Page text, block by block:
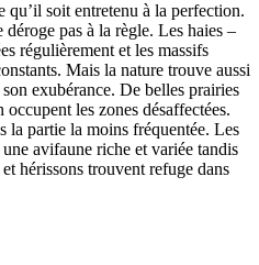
qu’il soit entretenu à la perfection.
pas à la règle. Les haies –
régulièrement et les massifs
Mais la nature trouve aussi
exubérance. De belles prairies
les zones désaffectées.
la partie la moins fréquentée. Les
avifaune riche et variée tandis
hérissons trouvent refuge dans